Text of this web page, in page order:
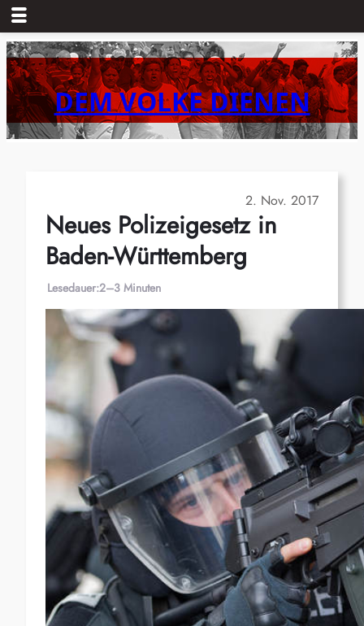
Zum
Inhalt
springenDEM VOLKE DIENEN
2. Nov. 2017
Neues Polizeigesetz in
Baden-Württemberg
Lesedauer:2–3 Minuten